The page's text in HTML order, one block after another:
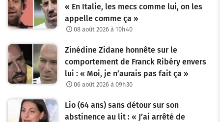
« En Italie, les mecs comme lui, on les
appelle comme ça »
08 août 2026 à 10h40
Zinédine Zidane honnête sur le
comportement de Franck Ribéry envers
lui : « Moi, je n’aurais pas fait ça »
06 août 2026 à 09h30
Lio (64 ans) sans détour sur son
abstinence au lit : « J’ai arrêté de